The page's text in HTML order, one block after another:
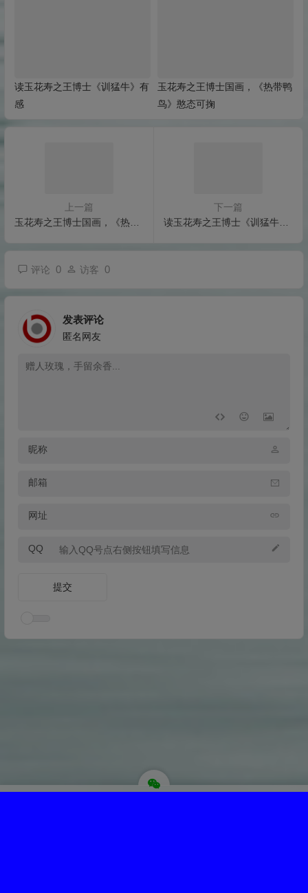
读玉花寿之王博士《训猛牛》有
感
玉花寿之王博士国画，《热带鸭
鸟》憨态可掬
上一篇
玉花寿之王博士国画，《热带鸭鸟》憨态可掬
下一篇
评论 0 访客 0
发表评论
匿名网友
昵称
邮箱
网址
QQ